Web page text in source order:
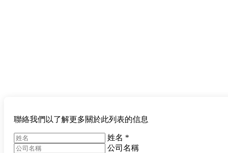
聯絡我們以了解更多關於此列表的信息
姓名 *
公司名稱